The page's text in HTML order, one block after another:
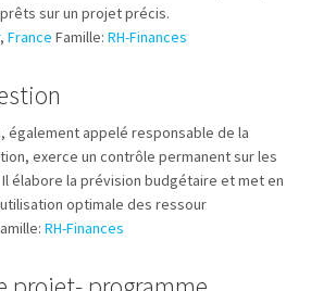
sur un projet précis.
, France Famille: RH-Finances
également appelé responsable de la
exerce un contrôle permanent sur les
élabore la prévision budgétaire et met en
optimale des ressour
RH-Finances